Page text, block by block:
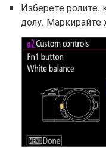
Изберете ролите,
долу. Маркирайте